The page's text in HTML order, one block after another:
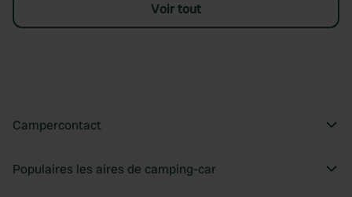
Voir tout
Campercontact
Populaires les aires de camping-car